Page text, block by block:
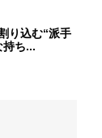
り込む“派手
持ち...